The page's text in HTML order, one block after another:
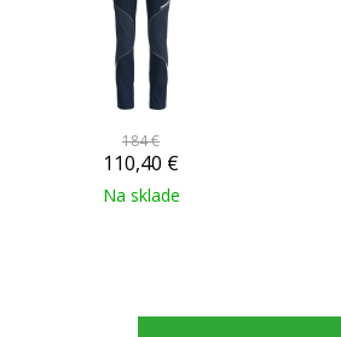
184 €
110,40 €
Na sklade